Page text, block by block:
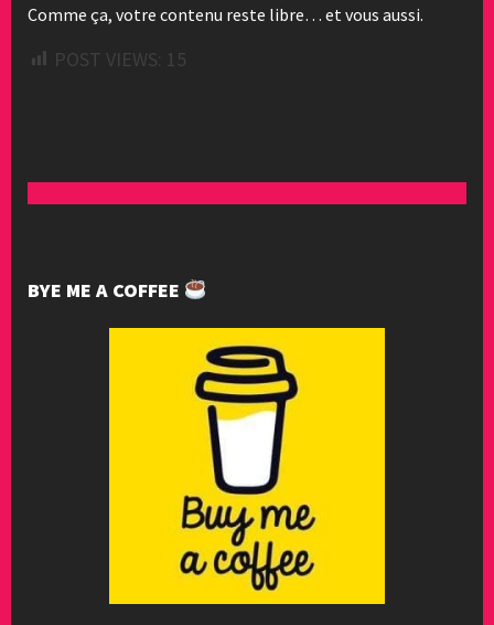
Comme ça, votre contenu reste libre… et vous aussi.
POST VIEWS: 15
BYE ME A COFFEE